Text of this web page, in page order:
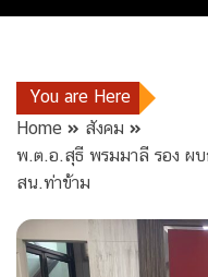
You are Here
Home
สังคม
พ.ต.อ.สุธี พรมมาลี รอง ผ
สน.ท่าข้าม